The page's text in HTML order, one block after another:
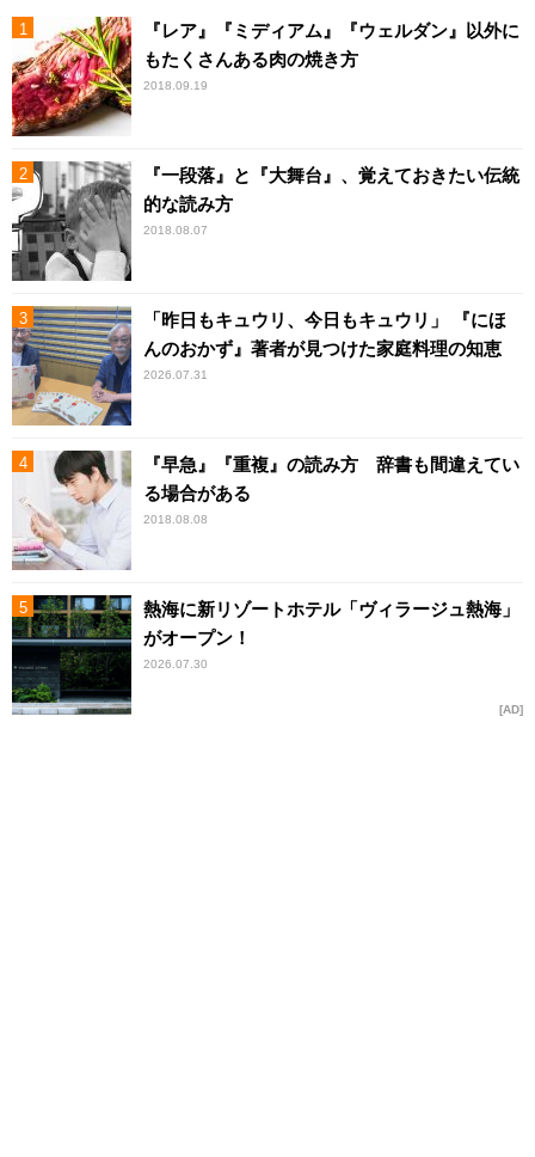
『レア』『ミディアム』『ウェルダン』以外に
もたくさんある肉の焼き方
2018.09.19
『一段落』と『大舞台』、覚えておきたい伝統
的な読み方
2018.08.07
「昨日もキュウリ、今日もキュウリ」 『にほ
んのおかず』著者が見つけた家庭料理の知恵
2026.07.31
『早急』『重複』の読み方 辞書も間違えてい
る場合がある
2018.08.08
熱海に新リゾートホテル「ヴィラージュ熱海」
がオープン！
2026.07.30
AD